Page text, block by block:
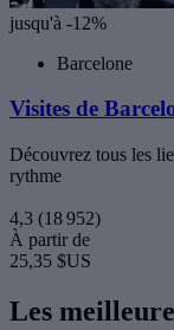
jusqu'à -12%
Barcelone
Visites de
Découvrez tous les
rythme
4,3 (18 952)
À partir de
25,35 $US
Les